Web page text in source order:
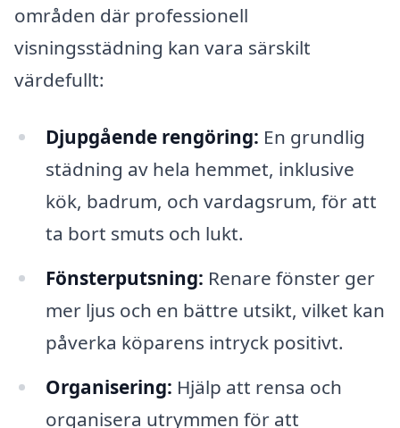
områden där professionell
visningsstädning kan vara särskilt
värdefullt:
Djupgående rengöring: En grundlig
städning av hela hemmet, inklusive
kök, badrum, och vardagsrum, för att
ta bort smuts och lukt.
Fönsterputsning: Renare fönster ger
mer ljus och en bättre utsikt, vilket kan
påverka köparens intryck positivt.
Organisering: Hjälp att rensa och
organisera utrymmen för att